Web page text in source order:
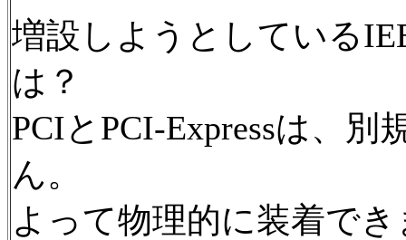
増設しようとしている
は？
PCIとPCI-Expressは、
ん。
よって物理的に装着で